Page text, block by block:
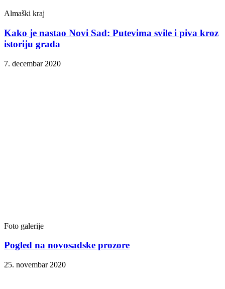
Almaški kraj
Kako je nastao Novi Sad: Putevima svile i piva kroz
istoriju grada
7. decembar 2020
Foto galerije
Pogled na novosadske prozore
25. novembar 2020